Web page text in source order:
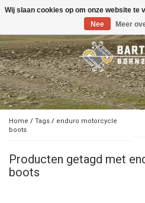
Toggle
Home / Tags / enduro motorcycle
boots
Producten getagd met
boots
Wij slaan cookies op om onze website te
Nee
Meer